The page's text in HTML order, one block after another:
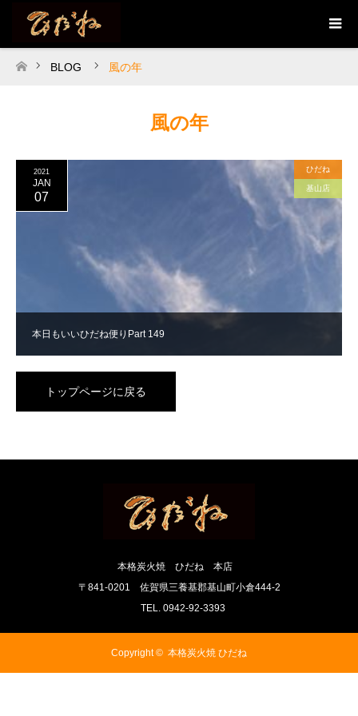
ホーム
BLOG 風の年
風の年
本日もいいひだね便りPart 149
2021
JAN
07
ひだね
基山店
トップページに戻る
本格炭火焼 ひだね 本店
〒841-0201 佐賀県三養基郡基山町小倉444-2
TEL. 0942-92-3393
Copyright © 本格炭火焼 ひだね